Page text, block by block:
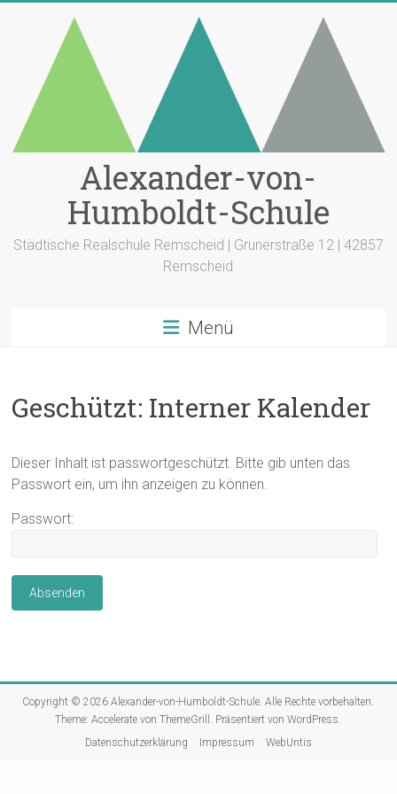
Alexander-von-
Humboldt-Schule
Städtische Realschule Remscheid | Grunerstraße 12 | 42857
Remscheid
Menü
Geschützt: Interner Kalender
Dieser Inhalt ist passwortgeschützt. Bitte gib unten das
Passwort ein, um ihn anzeigen zu können.
Passwort:
Copyright © 2026Alexander-von-Humboldt-Schule . Alle Rechte vorbehalten.
Theme:Accelerate von ThemeGrill. Präsentiert vonWordPress
Datenschutzerklärung
Impressum WebUntis